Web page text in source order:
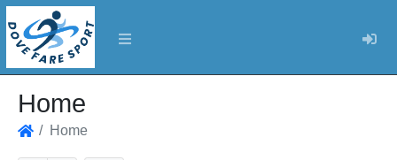
Home
Home